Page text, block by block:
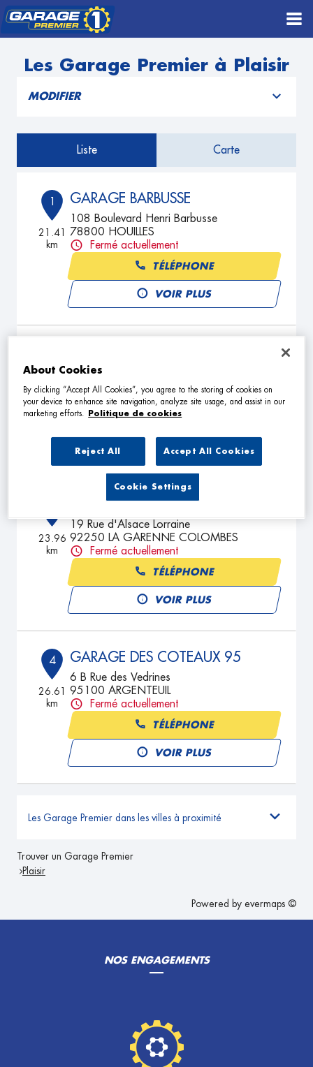
Les Garage Premier à Plaisir
MODIFIER
Liste Carte
1
21.41
km
GARAGE BARBUSSE
108 Boulevard Henri Barbusse
78800 HOUILLES
Fermé actuellement
TÉLÉPHONE
VOIR PLUS
22.32
km
11 BIS RUE PARMENTIER
92800 PUTEAUX
Fermé actuellement
TÉLÉPHONE
VOIR PLUS
23.96
km
GARAGE DU MARCHE
19 Rue d'Alsace Lorraine
92250 LA GARENNE COLOMBES
Fermé actuellement
TÉLÉPHONE
VOIR PLUS
4
26.61
km
GARAGE DES COTEAUX 95
6 B Rue des Vedrines
95100 ARGENTEUIL
Fermé actuellement
TÉLÉPHONE
VOIR PLUS
Les Garage Premier dans les villes à proximité
Trouver un Garage Premier
Plaisir
Powered by evermaps ©
NOS ENGAGEMENTS
About Cookies
By clicking “Accept All Cookies”, you agree to the storing of cookies on
your device to enhance site navigation, analyze site usage, and assist in our
marketing efforts.
Politique de cookies
Reject All Accept All Cookies
Cookie Settings